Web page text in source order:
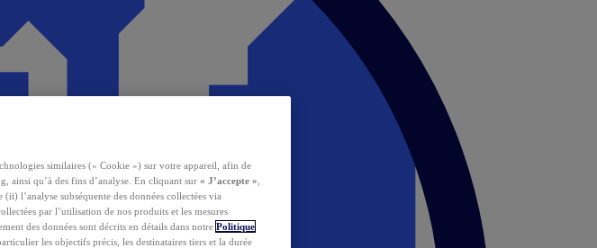
similaires (« Cookie ») sur votre appareil, afin de
ainsi qu’à des fins d’analyse. En cliquant sur « J’accepte »
l’analyse subséquente des données collectées via
par l’utilisation de nos produits et les mesures
des données sont décrits en détails dans notre Politique
les objectifs précis, les destinataires tiers et la durée